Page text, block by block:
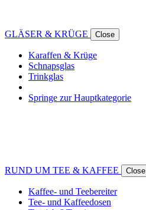
GLÄSER & KRÜGE Close
Karaffen & Krüge
Schnapsglas
Trinkglas
Springe zur Hauptkategorie
RUND UM TEE & KAFFEE Close
Kaffee- und Teebereiter
Tee- und Kaffeedosen